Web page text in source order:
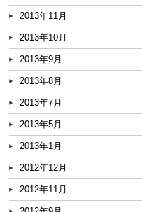
2013年11月
2013年10月
2013年9月
2013年8月
2013年7月
2013年5月
2013年1月
2012年12月
2012年11月